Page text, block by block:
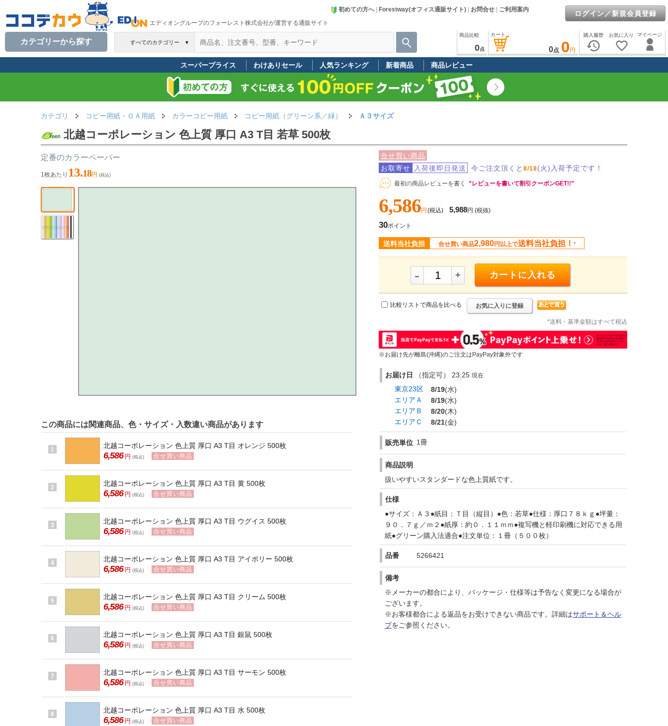
エディオングループのフォーレスト株式会社が運営する通販サイト
初めての方へ| Forestway(オフィス通販サイト) お問合せ ご利用案内 ログイン／新規会員登録
すべてのカテゴリー ▼
カテゴリーから探す
マイページ
お気に入り
favorite_border
購入履歴
history
カート
0点 0 円
商品比較
0点
スーパープライス わけありセール 人気ランキング 新着商品 商品レビュー
カテゴリ コピー用紙・ＯＡ用紙 カラーコピー用紙 コピー用紙（グリーン系／緑） Ａ３サイズ
北越コーポレーション 色上質 厚口 A3 T目 若草 500枚
合せ買い商品
お取寄せ
入荷後即日発送 今ご注文頂くと 8/18(火)入荷予定です！
最初の商品レビューを書く ”レビューを書いて割引クーポンGET!!”
6,586円 (税込) 5,988円 (税抜)
30ポイント
送料当社負担 合せ買い商品2,980円以上で送料当社負担！ *
- + カートに入れる
比較リストで商品を比べる お気に入りに登録
*送料・基準金額はすべて税込
※お届け先が離島(沖縄)のご注文はPayPay対象外です
お届け日 （指定可） 23:25 現在
東京23区 8/19(水)
エリアＡ
8/19(水)
エリアＢ
8/20(木)
エリアＣ
8/21(金)
販売単位 1冊
商品説明
扱いやすいスタンダードな色上質紙です。
仕様
●サイズ：Ａ３●紙目：Ｔ目（縦目）●色：若草●仕様：厚口７８ｋｇ●坪量：
９０．７ｇ／ｍ２●紙厚：約０．１１ｍｍ●複写機と軽印刷機に対応できる用
紙●グリーン購入法適合●注文単位：１冊（５００枚）
品番 5266421
備考
※メーカーの都合により、パッケージ・仕様等は予告なく変更になる場合が
ございます。
※お客様都合による返品をお受けできない商品です。詳細はサポート＆ヘル
プをご参照ください。
定番のカラーペーパー
1枚あたり 13.18円 (税込)
この商品には関連商品、色・サイズ・入数違い商品があります
1 北越コーポレーション 色上質 厚口 A3 T目 オレンジ 500枚
6,586 円 (税込) 合せ買い商品
2 北越コーポレーション 色上質 厚口 A3 T目 黄 500枚
6,586 円 (税込) 合せ買い商品
3 北越コーポレーション 色上質 厚口 A3 T目 ウグイス 500枚
6,586 円 (税込) 合せ買い商品
4 北越コーポレーション 色上質 厚口 A3 T目 アイボリー 500枚
6,586 円 (税込) 合せ買い商品
5 北越コーポレーション 色上質 厚口 A3 T目 クリーム 500枚
6,586 円 (税込) 合せ買い商品
6 北越コーポレーション 色上質 厚口 A3 T目 銀鼠 500枚
6,586 円 (税込) 合せ買い商品
7 北越コーポレーション 色上質 厚口 A3 T目 サーモン 500枚
6,586 円 (税込) 合せ買い商品
8 北越コーポレーション 色上質 厚口 A3 T目 水 500枚
6,586 円 (税込) 合せ買い商品